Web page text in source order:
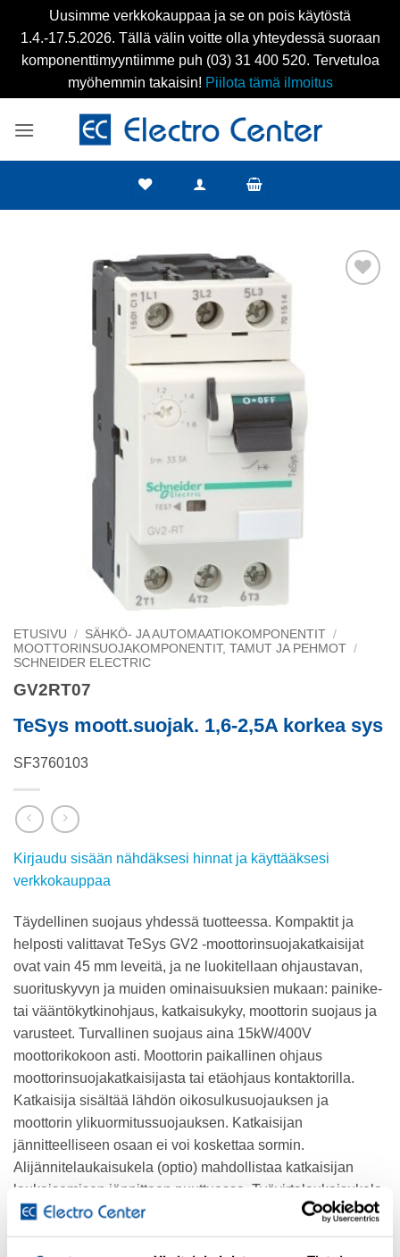
Uusimme verkkokauppaa ja se on pois käytöstä
1.4.-17.5.2026. Tällä välin voitte olla yhteydessä suoraan
komponenttimyyntiimme puh (03) 31 400 520. Tervetuloa
myöhemmin takaisin! Piilota tämä ilmoitus
ETUSIVU / SÄHKÖ- JA AUTOMAATIOKOMPONENTIT /
MOOTTORINSUOJAKOMPONENTIT, TAMUT JA PEHMOT /
SCHNEIDER ELECTRIC
GV2RT07
TeSys moott.suojak. 1,6-2,5A korkea sys
SF3760103
Kirjaudu sisään nähdäksesi hinnat ja käyttääksesi
verkkokauppaa
Täydellinen suojaus yhdessä tuotteessa. Kompaktit ja
helposti valittavat TeSys GV2 -moottorinsuojakatkaisijat
ovat vain 45 mm leveitä, ja ne luokitellaan ohjaustavan,
suorituskyvyn ja muiden ominaisuuksien mukaan: painike-
tai vääntökytkinohjaus, katkaisukyky, moottorin suojaus ja
varusteet. Turvallinen suojaus aina 15kW/400V
moottorikokoon asti. Moottorin paikallinen ohjaus
moottorinsuojakatkaisijasta tai etäohjaus kontaktorilla.
Katkaisija sisältää lähdön oikosulkusuojauksen ja
moottorin ylikuormitussuojauksen. Katkaisijan
jännitteelliseen osaan ei voi koskettaa sormin.
Alijännitelaukaisukela (optio) mahdollistaa katkaisijan
laukaisemisen jännitteen puuttuessa. Työvirtalaukaisukela
(optio) mahdollistaa katkaisijan laukaisemisen
ohjausjännitteellä.